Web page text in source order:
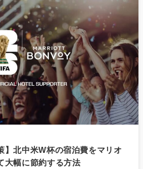
】北中米W杯の宿泊費をマリオ
大幅に節約する方法